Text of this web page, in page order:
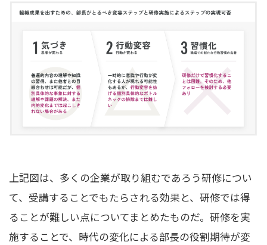
上記図は、多くの企業が取り組むであろう研修につい
て、受講することでもたらされる効果と、研修では得
ることが難しい点についてまとめたものだ。研修を実
施することで、時代の変化による部長の役割期待が変